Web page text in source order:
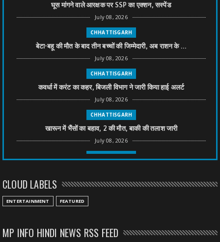
घूस मांगने वाले आरक्षक पर SSP का एक्शन, सस्पेंड
July 08, 2026
CHHATTISGARH
बेटा-बहू की मौत के बाद तीन बच्चों की जिम्मेदारी, अब राशन के ...
July 08, 2026
CHHATTISGARH
कवर्धा में करंट का कहर, बिजली विभाग ने जारी किया हाई अलर्ट
July 08, 2026
CHHATTISGARH
खारून में भैंसों का बहाव, 2 की मौत, बाकी की तलाश जारी
July 08, 2026
CHHATTISGARH
July 08, 2026
CHHATTISGARH
CLOUD LABELS
ENTERTAINMENT FEATURED
MP INFO HINDI NEWS RSS FEED